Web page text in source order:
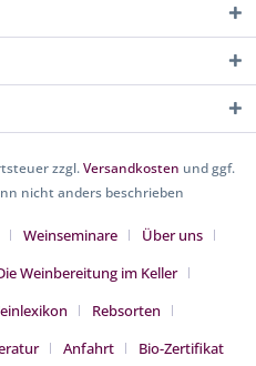
zzgl.Versandkosten und ggf.
nicht anders beschrieben
Weinseminare
Über uns
Weinbereitung im Keller
Rebsorten
Anfahrt
Bio-Zertifikat